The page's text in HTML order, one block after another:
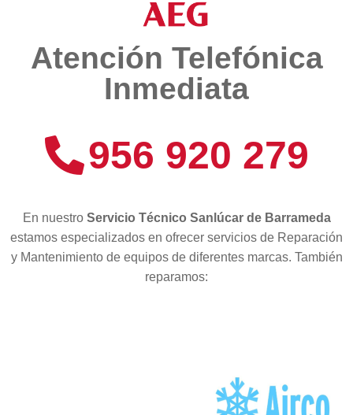
Atención Telefónica
Inmediata
956 920 279
En nuestro Servicio Técnico Sanlúcar de Barrameda
estamos especializados en ofrecer servicios de Reparación
y Mantenimiento de equipos de diferentes marcas. También
reparamos: